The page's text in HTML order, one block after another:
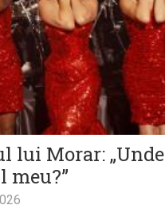
lui Morar: „Unde
meu?”